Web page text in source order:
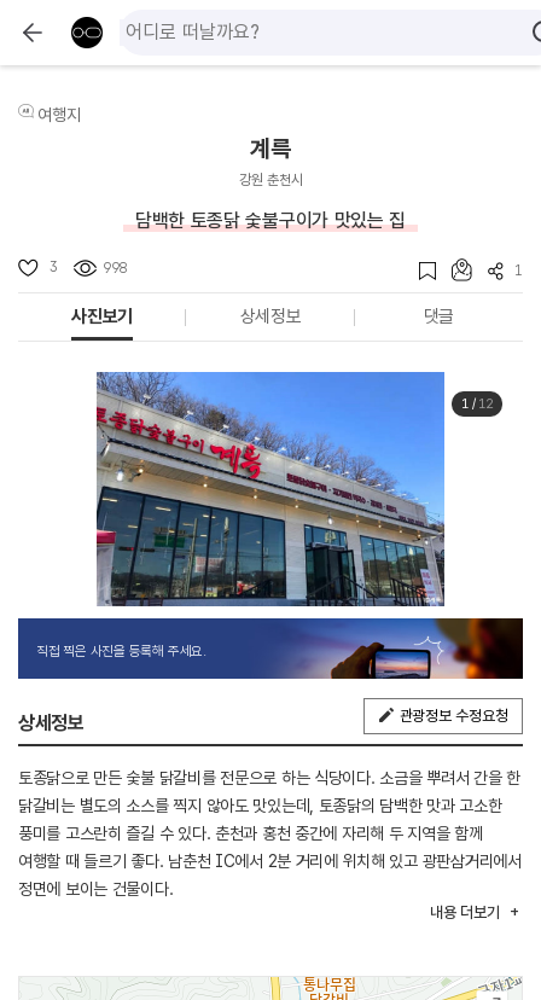
여행지
계륵
강원 춘천시
담백한 토종닭 숯불구이가 맛있는 집
3 998 1
사진보기 상세정보 댓글
1/ 12
직접 찍은 사진을 등록해 주세요.
상세정보 관광정보 수정요청
토종닭으로 만든 숯불 닭갈비를 전문으로 하는 식당이다. 소금을 뿌려서 간을 한
닭갈비는 별도의 소스를 찍지 않아도 맛있는데, 토종닭의 담백한 맛과 고소한
풍미를 고스란히 즐길 수 있다. 춘천과 홍천 중간에 자리해 두 지역을 함께
여행할 때 들르기 좋다. 남춘천 IC에서 2분 거리에 위치해 있고 광판삼거리에서
정면에 보이는 건물이다.
내용 더보기